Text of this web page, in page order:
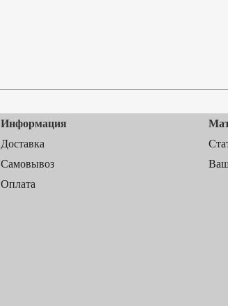
Информация
Доставка
Самовывоз
Оплата